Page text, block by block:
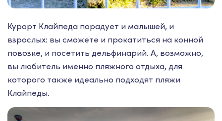
Курорт Клайпеда порадует и малышей, и
взрослых: вы сможете и прокатиться на конной
повозке, и посетить дельфинарий. А, возможно,
вы любитель именно пляжного отдыха, для
которого также идеально подходят пляжи
Клайпеды.